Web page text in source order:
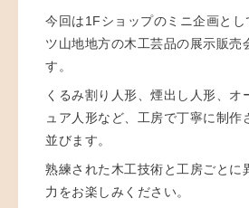
今回は1Fショップのミニ企画と
ツ山地地方の木工芸品の展示販売
す。
くるみ割り人形、煙出し人形、オ
ュア人形など、工房で丁寧に制作
並びます。
熟練された木工技術と工房ごとに
力をお楽しみください。